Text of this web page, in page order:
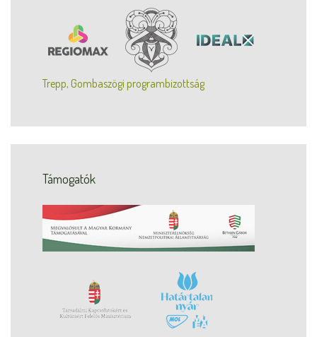
Trepp, Gombaszögi programbizottság
Támogatók